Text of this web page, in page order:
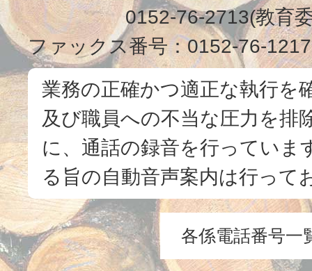
0152-76-2713(教育
ファックス番号：0152-76-1217
業務の正確かつ適正な執行を
及び職員への不当な圧力を排
に、通話の録音を行っていま
る旨の自動音声案内は行って
各係電話番号一